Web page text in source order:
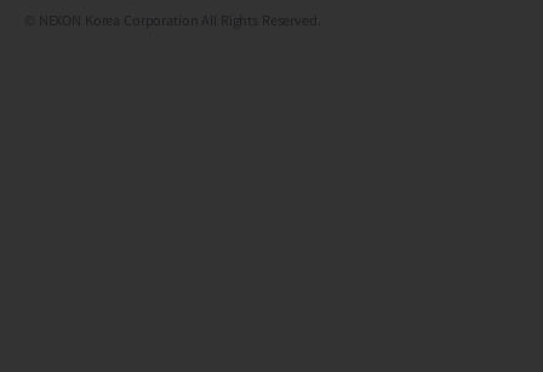
© NEXON Korea Corporation All Rights Reserved.